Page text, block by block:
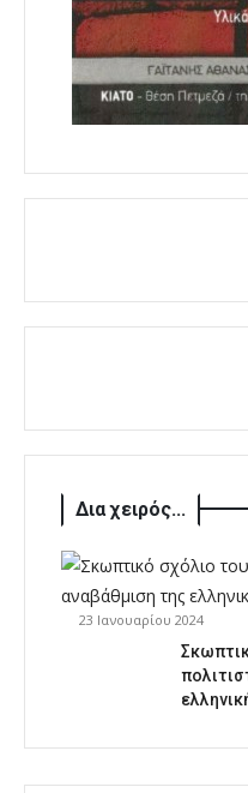
Δια χειρός...
23 Ιανουαρίου 2024